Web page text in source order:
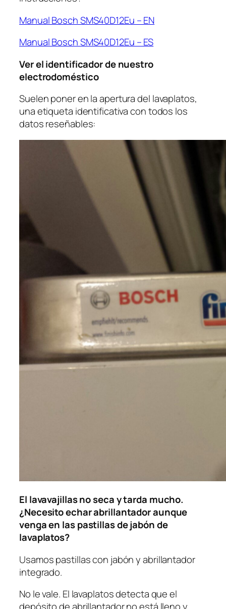
Manual Bosch SMS40D12Eu – EN
Manual Bosch SMS40D12Eu – ES
Ver el identificador de nuestro
electrodoméstico
Suelen poner en la apertura del lavaplatos,
una etiqueta identificativa con todos los
datos reseñables:
El lavavajillas no seca y tarda mucho.
¿Necesito echar abrillantador aunque
venga en las pastillas de jabón de
lavaplatos?
Usamos pastillas con jabón y abrillantador
integrado.
No le vale. El lavaplatos detecta que el